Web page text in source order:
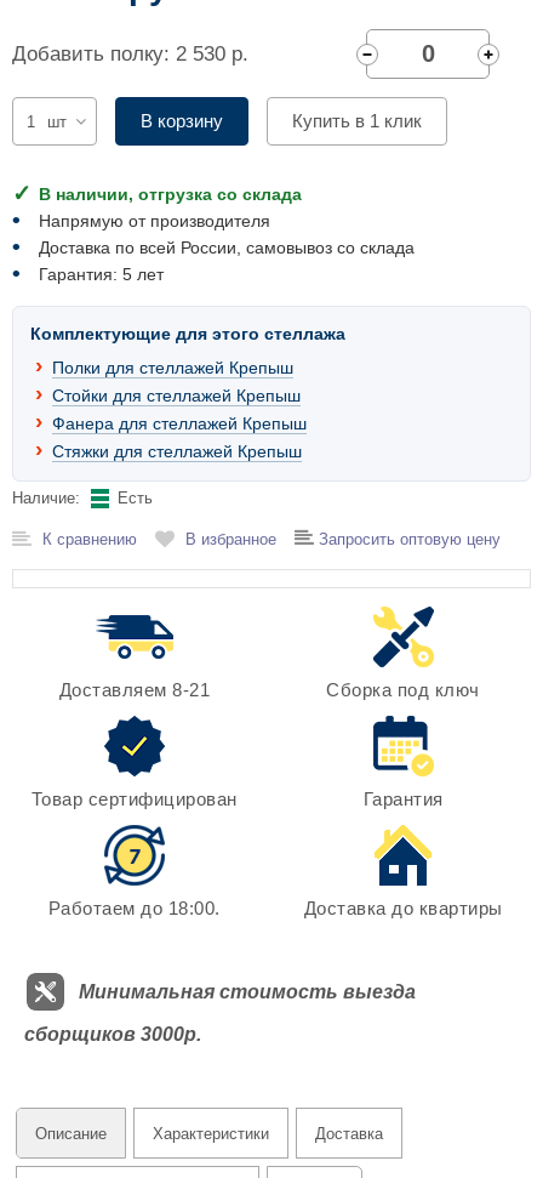
Добавить полку: 2 530 р.
шт В корзину Купить в 1 клик
В наличии, отгрузка со склада
Напрямую от производителя
Доставка по всей России, самовывоз со склада
Гарантия: 5 лет
Комплектующие для этого стеллажа
Полки для стеллажей Крепыш
Стойки для стеллажей Крепыш
Фанера для стеллажей Крепыш
Стяжки для стеллажей Крепыш
Наличие: Есть
К сравнению В избранное Запросить оптовую цену
Доставляем 8-21 Сборка под ключ
Товар сертифицирован Гарантия
Работаем до 18:00. Доставка до квартиры
Минимальная стоимость выезда
сборщиков 3000р.
Описание Характеристики Доставка